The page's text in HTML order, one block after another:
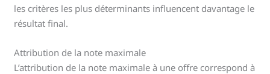
les critères les plus déterminants influencent davantage le
résultat final.
Attribution de la note maximale
L’attribution de la note maximale à une offre correspond à